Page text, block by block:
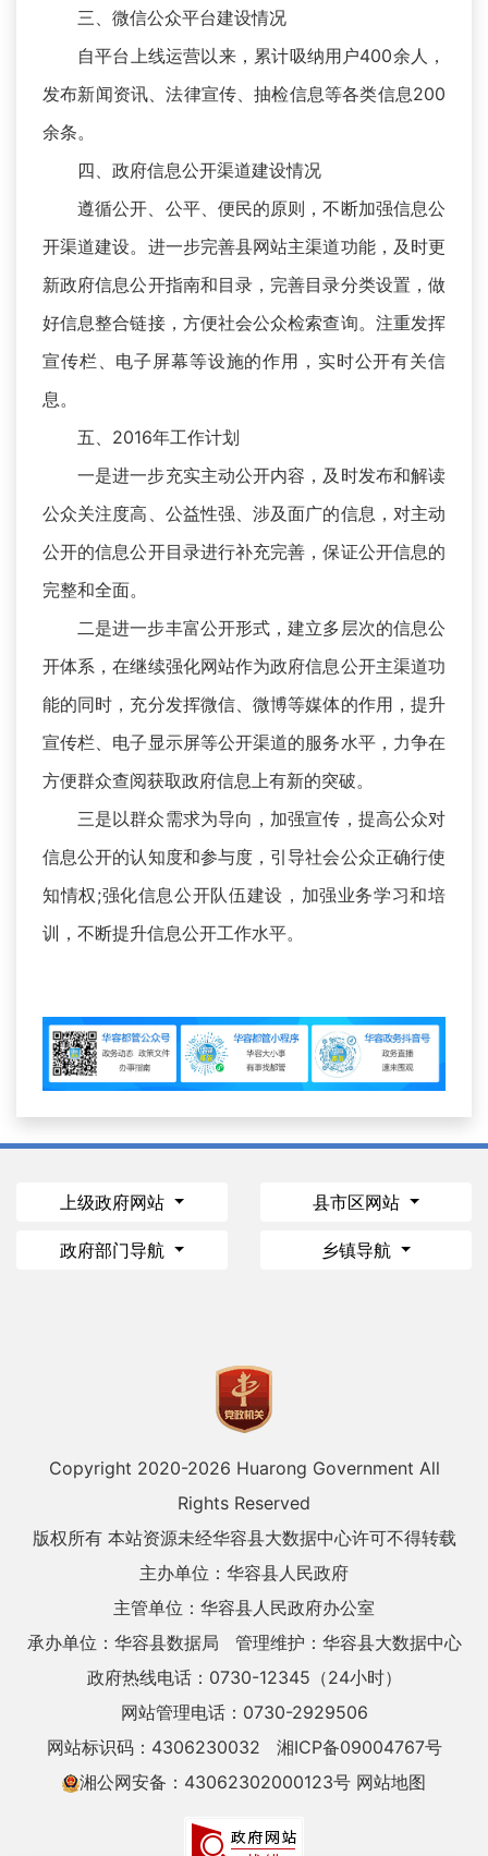
三、微信公众平台建设情况
自平台上线运营以来，累计吸纳用户400余人，
发布新闻资讯、法律宣传、抽检信息等各类信息200
余条。
四、政府信息公开渠道建设情况
遵循公开、公平、便民的原则，不断加强信息公
开渠道建设。进一步完善县网站主渠道功能，及时更
新政府信息公开指南和目录，完善目录分类设置，做
好信息整合链接，方便社会公众检索查询。注重发挥
宣传栏、电子屏幕等设施的作用，实时公开有关信
息。
五、2016年工作计划
一是进一步充实主动公开内容，及时发布和解读
公众关注度高、公益性强、涉及面广的信息，对主动
公开的信息公开目录进行补充完善，保证公开信息的
完整和全面。
二是进一步丰富公开形式，建立多层次的信息公
开体系，在继续强化网站作为政府信息公开主渠道功
能的同时，充分发挥微信、微博等媒体的作用，提升
宣传栏、电子显示屏等公开渠道的服务水平，力争在
方便群众查阅获取政府信息上有新的突破。
三是以群众需求为导向，加强宣传，提高公众对
信息公开的认知度和参与度，引导社会公众正确行使
知情权;强化信息公开队伍建设，加强业务学习和培
训，不断提升信息公开工作水平。
上级政府网站 县市区网站
政府部门导航 乡镇导航
Copyright 2020-2026 Huarong Government All
Rights Reserved
版权所有 本站资源未经华容县大数据中心许可不得转载
主办单位：华容县人民政府
主管单位：华容县人民政府办公室
承办单位：华容县数据局
管理维护：华容县大数据中心
政府热线电话：0730-12345（24小时）
网站管理电话：0730-2929506
网站标识码：4306230032
湘ICP备09004767号
湘公网安备：43062302000123号 网站地图